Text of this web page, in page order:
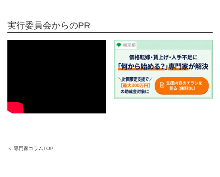
実行委員会からのPR
＜ 専門家コラムTOP